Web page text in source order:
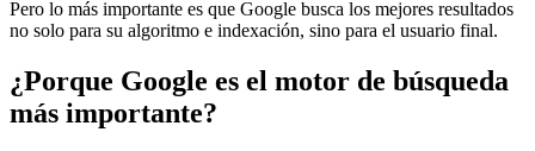
Pero lo más importante es que Google busca los mejores resultados
no solo para su algoritmo e indexación, sino para el usuario final.
¿Porque Google es el motor de búsqueda
más importante?